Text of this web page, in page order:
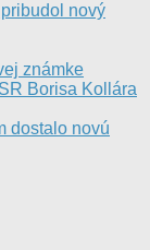
nový
známke
Borisa Kollára
dostalo novú